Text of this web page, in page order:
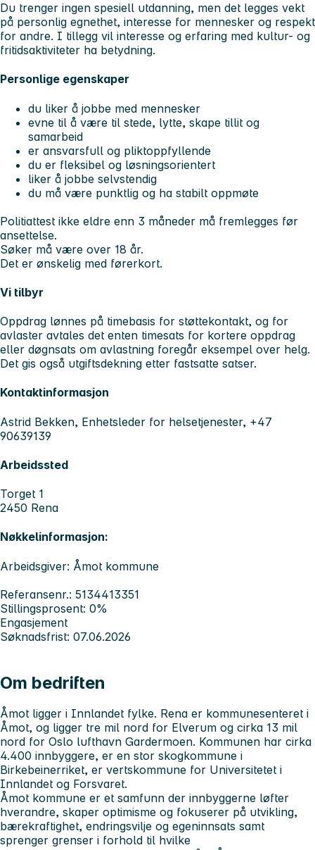
Du trenger ingen spesiell utdanning, men det legges vekt
på personlig egnethet, interesse for mennesker og respekt
for andre. I tillegg vil interesse og erfaring med kultur- og
fritidsaktiviteter ha betydning.
Personlige egenskaper
du liker å jobbe med mennesker
evne til å være til stede, lytte, skape tillit og
samarbeid
er ansvarsfull og pliktoppfyllende
du er fleksibel og løsningsorientert
liker å jobbe selvstendig
du må være punktlig og ha stabilt oppmøte
Politiattest ikke eldre enn 3 måneder må fremlegges før
ansettelse.
Søker må være over 18 år.
Det er ønskelig med førerkort.
Vi tilbyr
Oppdrag lønnes på timebasis for støttekontakt, og for
avlaster avtales det enten timesats for kortere oppdrag
eller døgnsats om avlastning foregår eksempel over helg.
Det gis også utgiftsdekning etter fastsatte satser.
Kontaktinformasjon
Astrid Bekken, Enhetsleder for helsetjenester, +47
90639139
Arbeidssted
Torget 1
2450 Rena
Nøkkelinformasjon:
Arbeidsgiver: Åmot kommune
Referansenr.: 5134413351
Stillingsprosent: 0%
Engasjement
Søknadsfrist: 07.06.2026
Om bedriften
Åmot ligger i Innlandet fylke. Rena er kommunesenteret i
Åmot, og ligger tre mil nord for Elverum og cirka 13 mil
nord for Oslo lufthavn Gardermoen. Kommunen har cirka
4.400 innbyggere, er en stor skogkommune i
Birkebeinerriket, er vertskommune for Universitetet i
Innlandet og Forsvaret.
Åmot kommune er et samfunn der innbyggerne løfter
hverandre, skaper optimisme og fokuserer på utvikling,
bærekraftighet, endringsvilje og egeninnsats samt
sprenger grenser i forhold til hvilke